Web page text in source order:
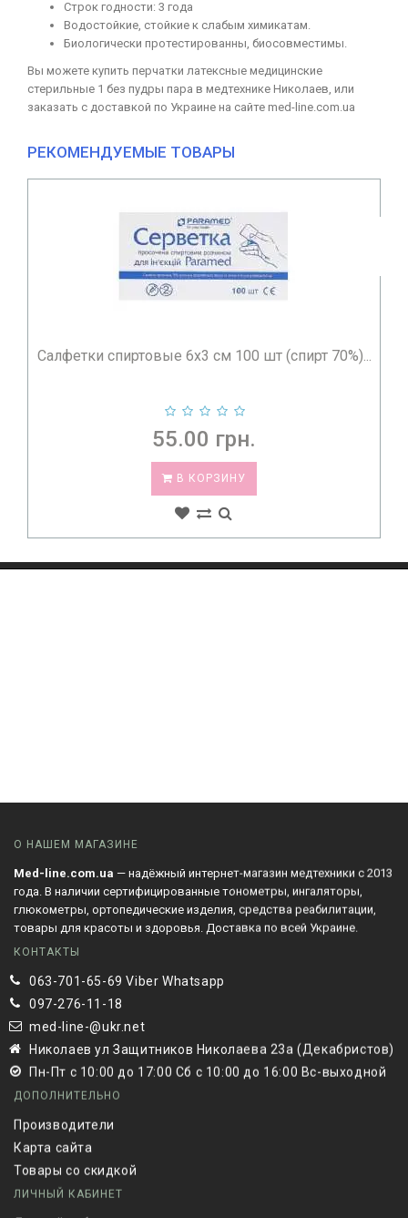
Строк годности: 3 года
Водостойкие, стойкие к слабым химикатам.
Биологически протестированны, биосовместимы.
Вы можете купить перчатки латексные медицинские
стерильные 1 без пудры пара в медтехнике Николаев, или
заказать с доставкой по Украине на сайте med-line.com.ua
РЕКОМЕНДУЕМЫЕ ТОВАРЫ
Салфетки спиртовые 6х3 см 100 шт (спирт 70%)...
55.00 грн.
В КОРЗИНУ
О НАШЕМ МАГАЗИНЕ
Med-line.com.ua — надёжный интернет-магазин медтехники с 2013
года. В наличии сертифицированные тонометры, ингаляторы,
глюкометры, ортопедические изделия, средства реабилитации,
товары для красоты и здоровья. Доставка по всей Украине.
КОНТАКТЫ
063-701-65-69 Viber Whatsapp
097-276-11-18
med-line-@ukr.net
Николаев ул Защитников Николаева 23а (Декабристов)
Пн-Пт с 10:00 до 17:00 Сб с 10:00 до 16:00 Вс-выходной
ДОПОЛНИТЕЛЬНО
Производители
Карта сайта
Товары со скидкой
ЛИЧНЫЙ КАБИНЕТ